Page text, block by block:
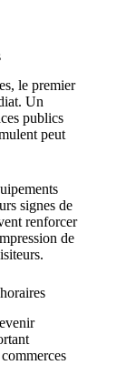
le premier
Un
publics
peut
signes de
renforcer
de